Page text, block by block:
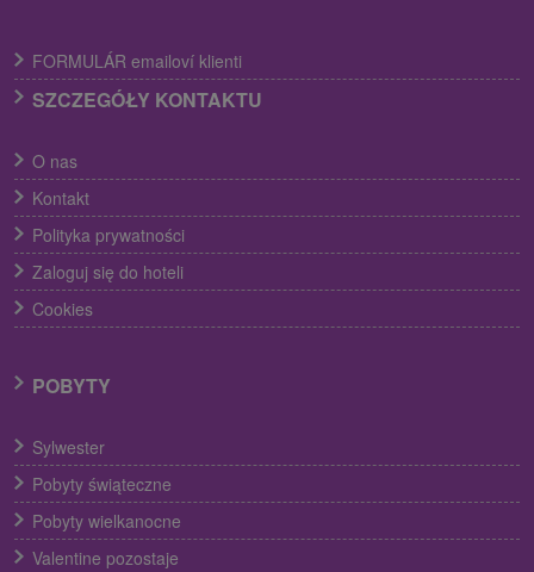
FORMULÁR emailoví klienti
SZCZEGÓŁY KONTAKTU
O nas
Kontakt
Polityka prywatności
Zaloguj się do hoteli
Cookies
POBYTY
Sylwester
Pobyty świąteczne
Pobyty wielkanocne
Valentine pozostaje